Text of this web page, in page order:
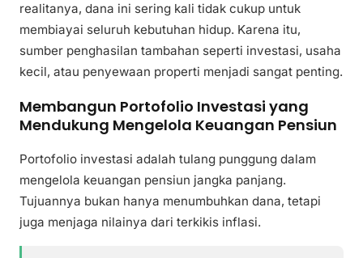
realitanya, dana ini sering kali tidak cukup untuk
membiayai seluruh kebutuhan hidup. Karena itu,
sumber penghasilan tambahan seperti investasi, usaha
kecil, atau penyewaan properti menjadi sangat penting.
Membangun Portofolio Investasi yang
Mendukung Mengelola Keuangan Pensiun
Portofolio investasi adalah tulang punggung dalam
mengelola keuangan pensiun jangka panjang.
Tujuannya bukan hanya menumbuhkan dana, tetapi
juga menjaga nilainya dari terkikis inflasi.